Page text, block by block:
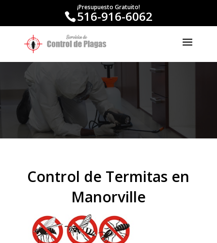
¡Presupuesto Gratuito!
516-916-6062
Control de Termitas en
Manorville